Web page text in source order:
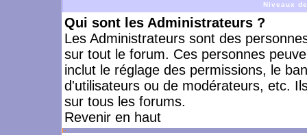
Niveaux
Qui sont les Administrateurs ?
Les Administrateurs sont des
sur tout le forum. Ces personnes
inclut le réglage des permissions, le
d'utilisateurs ou de modérateurs, etc.
sur tous les forums.
Revenir en haut